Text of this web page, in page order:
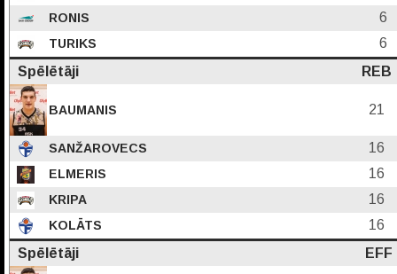
RONIS 6
TURIKS
6
Spēlētāji
REB
BAUMANIS 21
SANŽAROVECS 16
ELMERIS 16
KRIPA 16
KOLĀTS
16
Spēlētāji
EFF